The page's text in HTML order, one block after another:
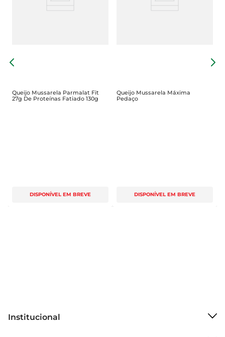
Queijo Mussarela Parmalat Fit
27g De Proteínas Fatiado 130g
DISPONÍVEL EM BREVE
Queijo Mussarela Máxima
Pedaço
DISPONÍVEL EM BREVE
Institucional